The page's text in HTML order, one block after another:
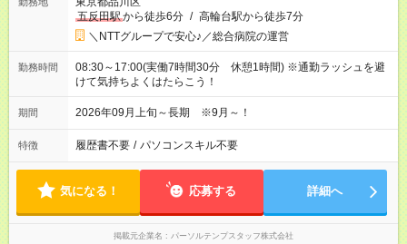
五反田駅から徒歩6分 / 高輪台駅から徒歩7分
＼NTTグループで安心♪／総合病院の運営
勤務時間
08:30～17:00(実働7時間30分 休憩1時間) ※通勤ラッシュを避
けて気持ちよくはたらこう！
期間 2026年09月上旬～長期 ※9月～！
特徴 履歴書不要 / パソコンスキル不要
気になる！ 応募する 詳細へ
掲載元企業名 パーソルテンプスタッフ株式会社